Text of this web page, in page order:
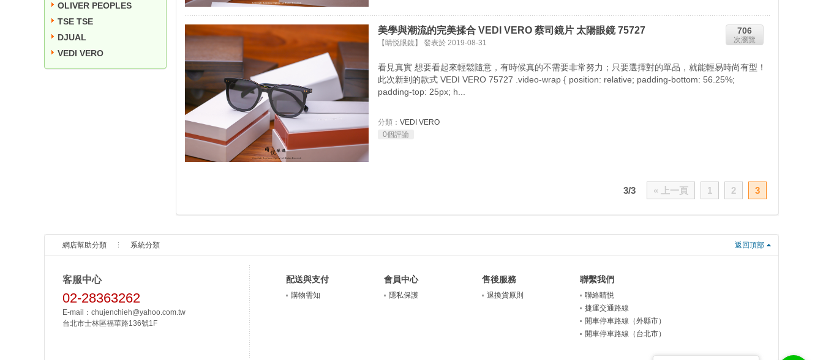
美學與潮流的完美揉合 VEDI VERO 蔡司鏡片 太陽眼鏡 75727
【睛悦眼鏡】 發表於 2019-08-31
看見真實 想要看起來輕鬆隨意，有時候真的不需要非常努力；只要選擇對的單品，就能輕易時尚有型！
此次新到的款式 VEDI VERO 75727 .video-wrap { position: relative; padding-bottom: 56.25%;
padding-top: 25px; h...
分類： VEDI VERO
0個評論
706
次瀏覽
3/3 « 上一頁 1 2 3
OLIVER PEOPLES
TSE TSE
DJUAL
VEDI VERO
網店幫助分類 系統分類 返回頂部
客服中心
02-28363262
E-mail：chujenchieh@yahoo.com.tw
台北市士林區福華路136號1F
配送與支付
購物需知
會員中心
隱私保護
售後服務
退換貨原則
聯繫我們
聯絡睛悦
捷運交通路線
開車停車路線（外縣市）
開車停車路線（台北市）